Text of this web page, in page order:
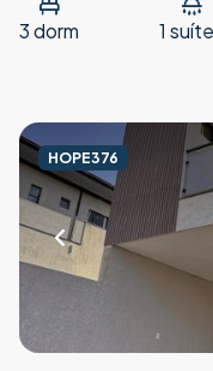
3dorm 1
HOPE376